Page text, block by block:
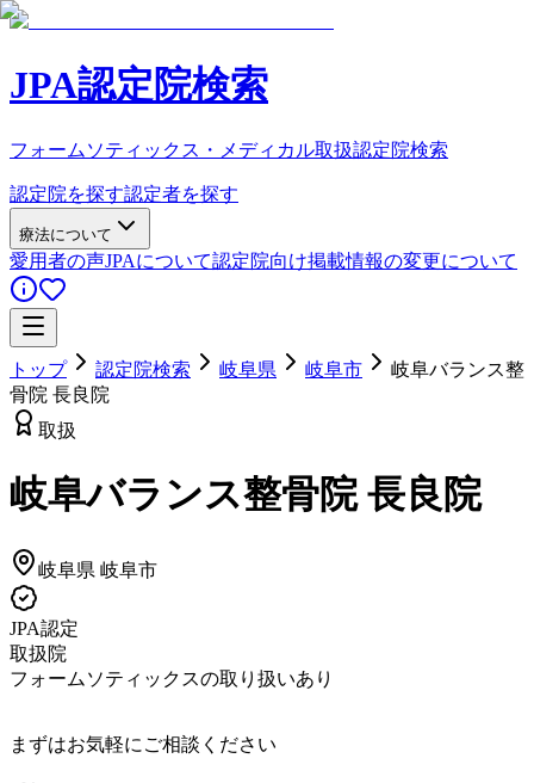
JPA認定院検索
フォームソティックス・メディカル取扱認定院検索
認定院を探す認定者を探す
療法について
愛用者の声JPAについて認定院向け掲載情報の変更について
トップ 認定院検索 岐阜県 岐阜市
岐阜バランス整
骨院 長良院
取扱
岐阜バランス整骨院 長良院
岐阜県 岐阜市
JPA認定
取扱院
フォームソティックスの取り扱いあり
まずはお気軽にご相談ください